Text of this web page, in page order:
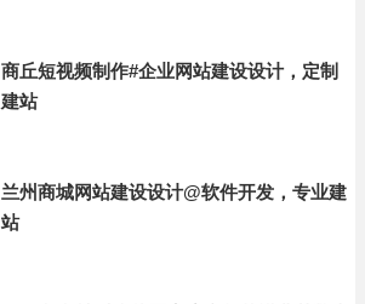
商丘短视频制作#企业网站建设设计，定制
建站
兰州商城网站建设设计@软件开发，专业建
站